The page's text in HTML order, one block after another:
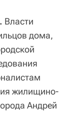
Власти
дома,
жилищино-
Андрей